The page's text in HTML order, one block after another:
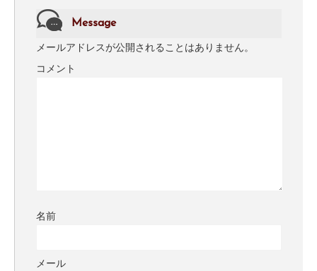
Message
メールアドレスが公開されることはありません。
コメント
名前
メール